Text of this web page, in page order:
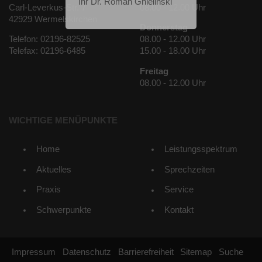
Carl-Leverkus-Str. 7
42929 Wermelskirchen
Telefon: 02196-82525
Telefax: 02196-6485
08.00 - 12.00 Uhr
Donnerstag
08.00 - 12.00 Uhr
15.00 - 18.00 Uhr
Freitag
08.00 - 12.00 Uhr
WICHTIGE MENÜPUNKTE
Home
Aktuelles
Praxis
Schwerpunkte
Leistungsspektrum
Sprechzeiten
Service
Kontakt
Impressum Datenschutz Barrierefreiheit Sitemap Suche
Ihr Dr. Roman Gnielinski